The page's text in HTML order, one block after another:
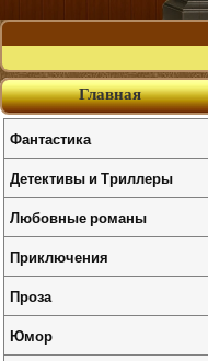
Главная
Фантастика
Детективы и Триллеры
Любовные романы
Приключения
Проза
Юмор